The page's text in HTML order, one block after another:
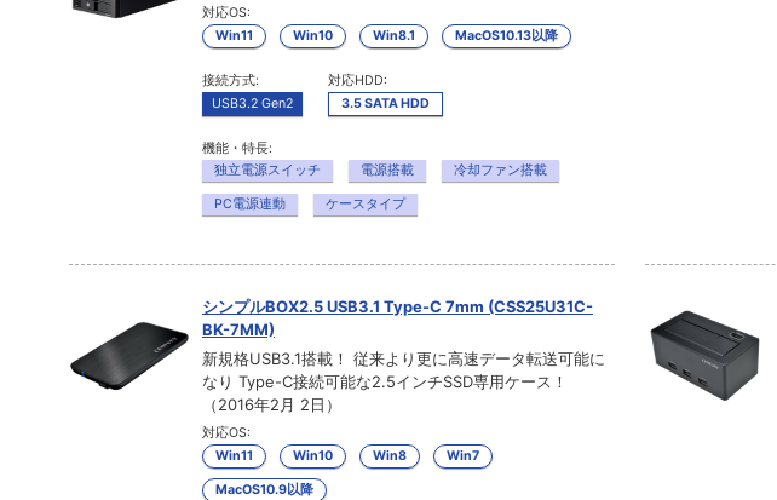
対応OS:
Win11
Win10 Win8.1 MacOS10.13以降
接続方式:
USB3.2 Gen2
対応HDD:
3.5 SATA HDD
機能・特長:
独立電源スイッチ
電源搭載 冷却ファン搭載
PC電源連動 ケースタイプ
シンプルBOX2.5 USB3.1 Type-C 7mm (CSS25U31C-
BK-7MM)
新規格USB3.1搭載！ 従来より更に高速データ転送可能に
なり Type-C接続可能な2.5インチSSD専用ケース！
（2016年2月 2日）
対応OS:
Win11
Win10 Win8 Win7
MacOS10.9以降